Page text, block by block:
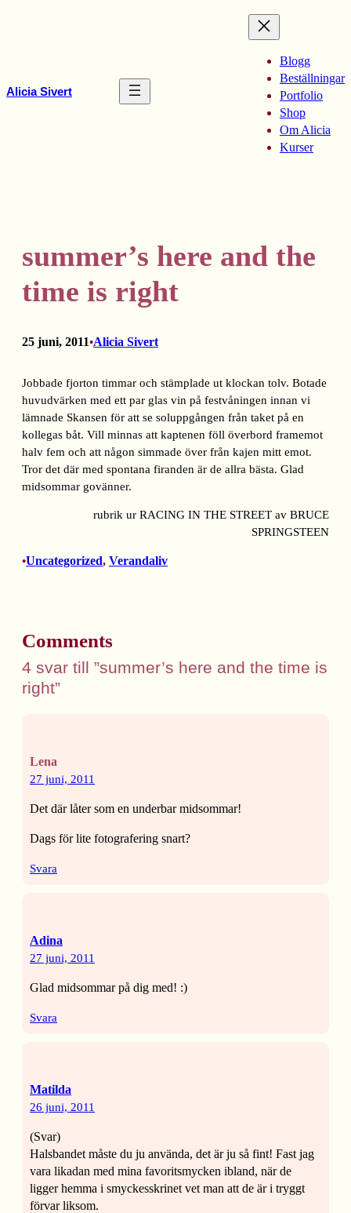
Alicia Sivert
Blogg
Beställningar
Portfolio
Shop
Om Alicia
Kurser
summer’s here and the
time is right
25 juni, 2011•Alicia Sivert
Jobbade fjorton timmar och stämplade ut klockan tolv. Botade
huvudvärken med ett par glas vin på festvåningen innan vi
lämnade Skansen för att se soluppgången från taket på en
kollegas båt. Vill minnas att kaptenen föll överbord framemot
halv fem och att någon simmade över från kajen mitt emot.
Tror det där med spontana firanden är de allra bästa. Glad
midsommar govänner.
rubrik ur RACING IN THE STREET av BRUCE
SPRINGSTEEN
•Uncategorized, Verandaliv
Comments
4 svar till ”summer’s here and the time is
right”
Lena
27 juni, 2011
Det där låter som en underbar midsommar!
Dags för lite fotografering snart?
Svara
Adina
27 juni, 2011
Glad midsommar på dig med! :)
Svara
Matilda
26 juni, 2011
(Svar)
Halsbandet måste du ju använda, det är ju så fint! Fast jag
vara likadan med mina favoritsmycken ibland, när de
ligger hemma i smyckesskrinet vet man att de är i tryggt
förvar liksom.